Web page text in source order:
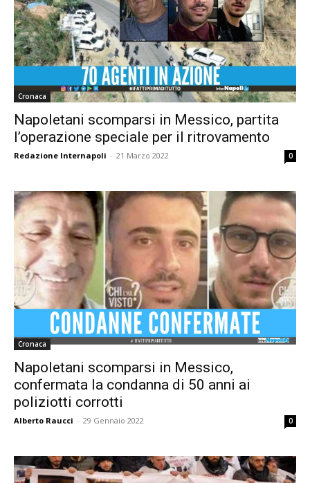
Cronaca
Napoletani scomparsi in Messico, partita
l’operazione speciale per il ritrovamento
Redazione Internapoli - 21 Marzo 2022 0
Cronaca
Napoletani scomparsi in Messico,
confermata la condanna di 50 anni ai
poliziotti corrotti
Alberto Raucci - 29 Gennaio 2022 0